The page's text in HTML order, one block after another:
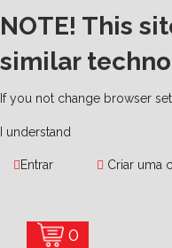
NOTE! This
similar
If you not change browser
I understand
Entrar Criar uma
0